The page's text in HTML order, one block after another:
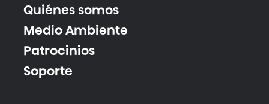
Quiénes somos
Medio Ambiente
Patrocinios
Soporte